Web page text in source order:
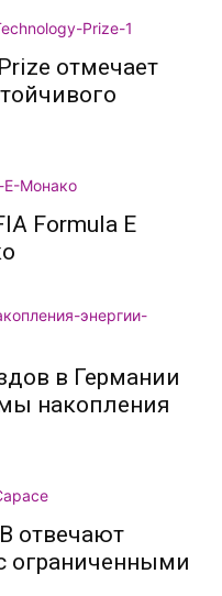
отмечает
Formula E
в Германии
накопления
отвечают
ограниченными